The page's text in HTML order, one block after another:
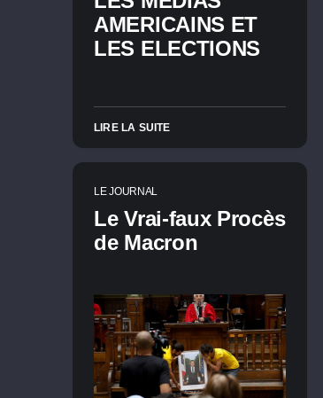
AMERICAINS ET
LES ELECTIONS
LIRE LA SUITE
LE JOURNAL
Le Vrai-faux Procès
de Macron